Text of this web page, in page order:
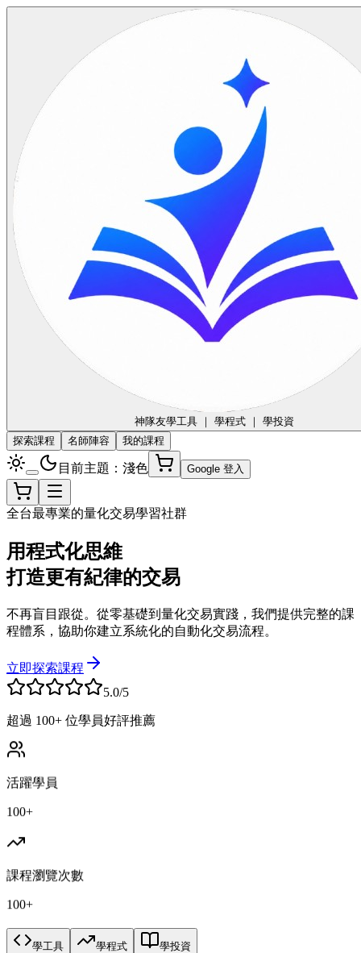
神隊友學工具 ｜ 學程式 ｜ 學投資
探索課程
名師陣容 我的課程
目前主題：淺色 Google 登入
全台最專業的量化交易學習社群
用程式化思維
打造更有紀律的交易
不再盲目跟從。從零基礎到量化交易實踐，我們提供完整的課
程體系，協助你建立系統化的自動化交易流程。
立即探索課程
5.0/5
超過 100+ 位學員好評推薦
活躍學員
100+
課程瀏覽次數
100+
學工具 學程式 學投資